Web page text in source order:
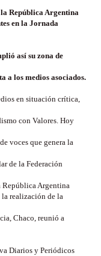
República Argentina
en la Jornada
así su zona de
a los medios asociados.
en situación crítica,
con Valores. Hoy
voces que genera la
de la Federación
República Argentina
la realización de la
Chaco, reunió a
Diarios y Periódicos